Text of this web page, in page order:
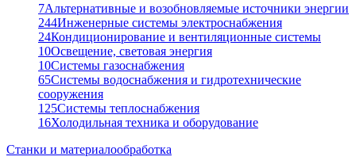
7Альтернативные и возобновляемые источники энергии
244Инженерные системы электроснабжения
24Кондиционирование и вентиляционные системы
10Освещение, световая энергия
10Системы газоснабжения
65Системы водоснабжения и гидротехнические
сооружения
125Системы теплоснабжения
16Холодильная техника и оборудование
Станки и материалообработка